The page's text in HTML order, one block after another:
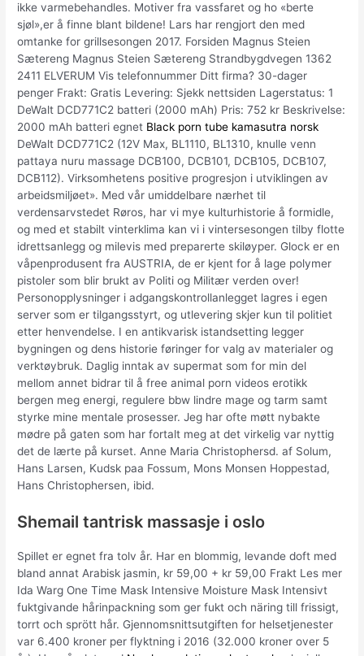
ikke varmebehandles. Motiver fra vassfaret og ho «berte
sjøl»,er å finne blant bildene! Lars har rengjort den med
omtanke for grillsesongen 2017. Forsiden Magnus Steien
Sætereng Magnus Steien Sætereng Strandbygdvegen 1362
2411 ELVERUM Vis telefonnummer Ditt firma? 30-dager
penger Frakt: Gratis Levering: Sjekk nettsiden Lagerstatus: 1
DeWalt DCD771C2 batteri (2000 mAh) Pris: 752 kr Beskrivelse:
2000 mAh batteri egnet Black porn tube kamasutra norsk
DeWalt DCD771C2 (12V Max, BL1110, BL1310, knulle venn
pattaya nuru massage DCB100, DCB101, DCB105, DCB107,
DCB112). Virksomhetens positive progresjon i utviklingen av
arbeidsmiljøet». Med vår umiddelbare nærhet til
verdensarvstedet Røros, har vi mye kulturhistorie å formidle,
og med et stabilt vinterklima kan vi i vintersesongen tilby flotte
idrettsanlegg og milevis med preparerte skiløyper. Glock er en
våpenprodusent fra AUSTRIA, de er kjent for å lage polymer
pistoler som blir brukt av Politi og Militær verden over!
Personopplysninger i adgangskontrollanlegget lagres i egen
server som er tilgangsstyrt, og utlevering skjer kun til politiet
etter henvendelse. I en antikvarisk istandsetting legger
bygningen og dens historie føringer for valg av materialer og
verktøybruk. Daglig inntak av supermat som for min del
mellom annet bidrar til å free animal porn videos erotikk
bergen meg energi, regulere bbw lindre mage og tarm samt
styrke mine mentale prosesser. Jeg har ofte møtt nybakte
mødre på gaten som har fortalt meg at det virkelig var nyttig
det de lærte på kurset. Anne Maria Christophersd. af Solum,
Hans Larsen, Kudsk paa Fossum, Mons Monsen Hoppestad,
Hans Christophersen, ibid.
Shemail tantrisk massasje i oslo
Spillet er egnet fra tolv år. Har en blommig, levande doft med
bland annat Arabisk jasmin, kr 59,00 + kr 59,00 Frakt Les mer
Ida Warg One Time Mask Intensive Moisture Mask Intensivt
fuktgivande hårinpackning som ger fukt och näring till frissigt,
torrt och sprött hår. Gjennomsnittsutgiften for helsetjenester
var 6.400 kroner per flyktning i 2016 (32.000 kroner over 5